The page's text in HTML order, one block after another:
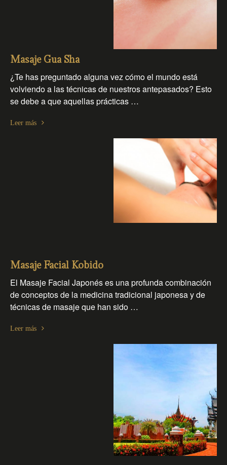
Masaje Gua Sha
¿Te has preguntado alguna vez cómo el mundo está
volviendo a las técnicas de nuestros antepasados? Esto
se debe a que aquellas prácticas …
Leer más
Masaje Facial Kobido
El Masaje Facial Japonés es una profunda combinación
de conceptos de la medicina tradicional japonesa y de
técnicas de masaje que han sido …
Leer más